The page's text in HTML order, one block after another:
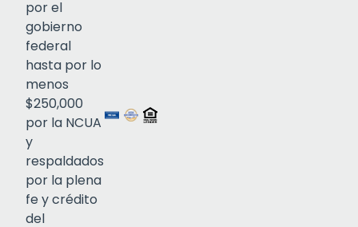
por el
gobierno
federal
hasta por lo
menos
$250,000
por la NCUA
y
respaldados
por la plena
fe y crédito
del